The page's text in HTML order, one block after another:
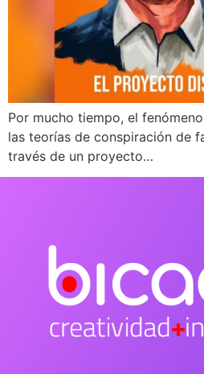
Por mucho tiempo, el
las teorías de conspiración de
través de un proyecto…